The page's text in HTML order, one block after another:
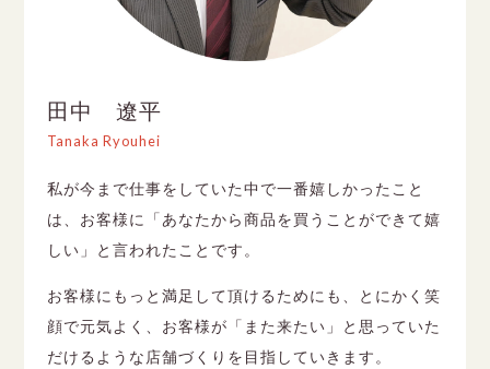
田中 遼平
Tanaka Ryouhei
私が今まで仕事をしていた中で一番嬉しかったこと
は、お客様に「あなたから商品を買うことができて嬉
しい」と言われたことです。
お客様にもっと満足して頂けるためにも、とにかく笑
顔で元気よく、お客様が「また来たい」と思っていた
だけるような店舗づくりを目指していきます。